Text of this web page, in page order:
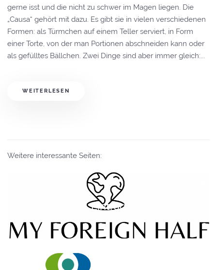
gerne isst und die nicht zu schwer im Magen liegen. Die
„Causa“ gehört mit dazu. Es gibt sie in vielen verschiedenen
Formen: als Türmchen auf einem Teller serviert, in Form
einer Torte, von der man Portionen abschneiden kann oder
als gefülltes Bällchen. Zwei Dinge sind aber immer gleich:...
WEITERLESEN
Weitere interessante Seiten:
Eintrag